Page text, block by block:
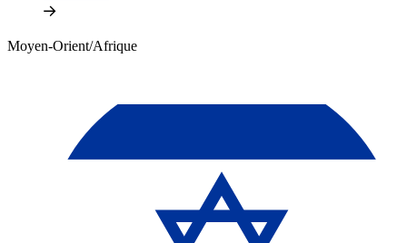
Moyen-Orient/Afrique​​